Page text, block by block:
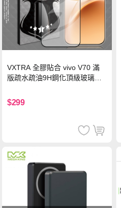
VXTRA 全膠貼合 vivo V70 滿
版疏水疏油9H鋼化頂級玻璃貼
$299